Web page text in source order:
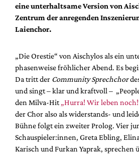
Podcast
Service
Newsletter
Redaktion
Autor:innen
Partner
Mediadaten
Suche
eine unterhaltsame Version von
Zentrum der anregenden
Laienchor.
„Die Orestie“ von Aischylos als ein
phasenweise fröhlicher Abend. Es
Da tritt der Community Sprechchor
und singt – klar und kraftvoll –
den Milva-Hit „Hurra! Wir leben
der Chor also als widerstands- und
Bühne folgt ein zweiter Prolog. Vier
Schauspieler:innen, Greta Ebling,
Karisch und Furkan Yaprak, sprechen